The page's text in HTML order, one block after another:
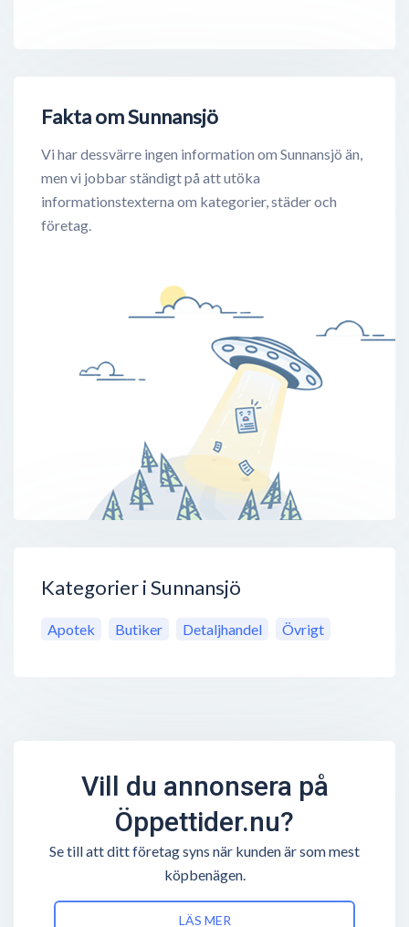
Fakta om Sunnansjö
Vi har dessvärre ingen information om Sunnansjö än,
men vi jobbar ständigt på att utöka
informationstexterna om kategorier, städer och
företag.
Kategorier i Sunnansjö
Apotek Butiker Detaljhandel Övrigt
Vill du annonsera på
Öppettider.nu?
Se till att ditt företag syns när kunden är som mest
köpbenägen.
LÄS MER